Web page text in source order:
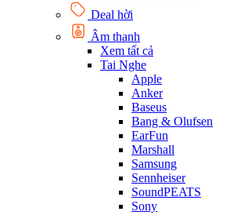
Deal hời
Âm thanh
Xem tất cả
Tai Nghe
Apple
Anker
Baseus
Bang & Olufsen
EarFun
Marshall
Samsung
Sennheiser
SoundPEATS
Sony